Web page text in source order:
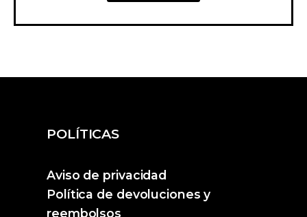
POLÍTICAS
Aviso de privacidad
Política de devoluciones y
reembolsos